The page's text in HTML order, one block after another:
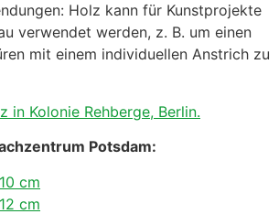
Holz kann für Kunstprojekte
verwendet werden, z. B. um einen
mit einem individuellen Anstrich zu
in Kolonie Rehberge, Berlin.
Potsdam:
cm
cm